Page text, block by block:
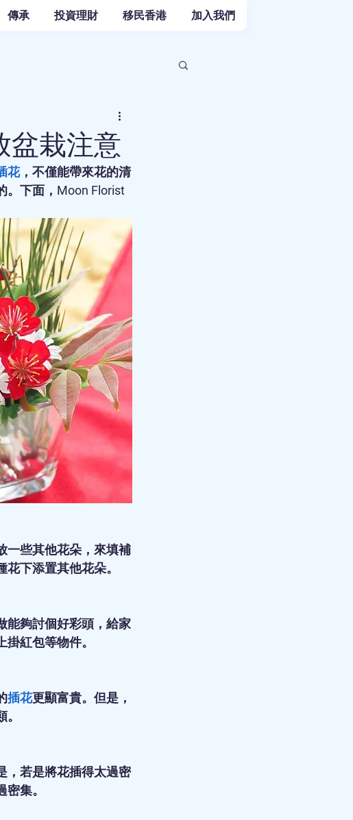
傳承 投資理財 移民香港 加入我們
盆栽注意
花，不僅能帶來花的清
。下面，Moon Florist
一些其他花朵，來填補
下添置其他花朵。
能夠討個好彩頭，給家
紅包等物件。
插花更顯富貴。但是，
，若是將花插得太過密
集。